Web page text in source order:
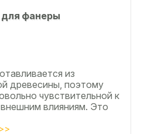
для фанеры
из
древесины, поэтому
чувствительной к
влияниям. Это
растрескивании,...